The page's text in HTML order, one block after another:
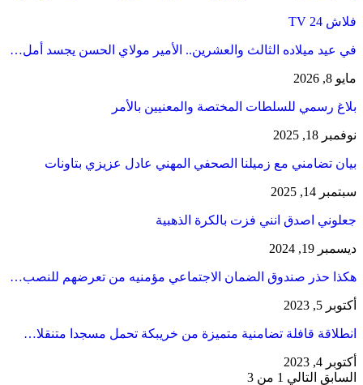
فلاش 24 TV
في عيد ميلاده الثالث والعشرين.. الأمير مولاي الحسن يجسد أمل…
مايو 8, 2026
بلاغ رسمي للسلطات المختصة والمعنيين بالأمر
نوفمبر 18, 2025
بيان تضامني مع زميلنا الصحفي المهني عادل عزيزي بتاونات
سبتمبر 14, 2025
جعلوني اصدق انني فزت بالكرة الذهبية
ديسمبر 19, 2024
هكذا حذر صندوق الضمان الاجتماعي مؤمنيه من تعرضهم للنصب…
أكتوبر 5, 2023
انطلاقة قافلة تضامنية متميزة من خريبكة تحمل مسجدا متنقلا…
أكتوبر 4, 2023
السابق التالي 1 من 3